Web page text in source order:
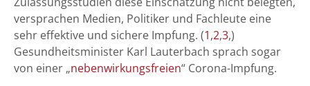
versprachen Medien, Politiker und Fachleute eine
sehr effektive und sichere Impfung. (1,2,3,)
Gesundheitsminister Karl Lauterbach sprach sogar
von einer „nebenwirkungsfreien“ Corona-Impfung.